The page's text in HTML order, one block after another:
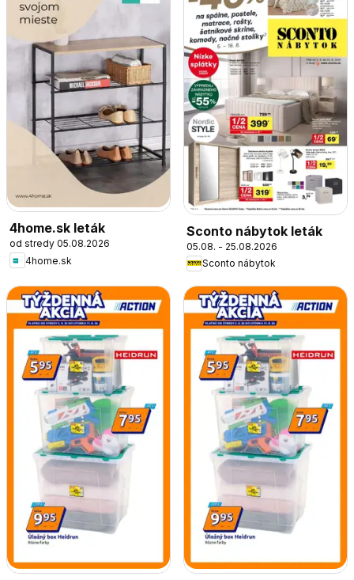
4home.sk leták
od stredy 05.08.2026
4home.sk
Sconto nábytok leták
05.08. - 25.08.2026
Sconto nábytok